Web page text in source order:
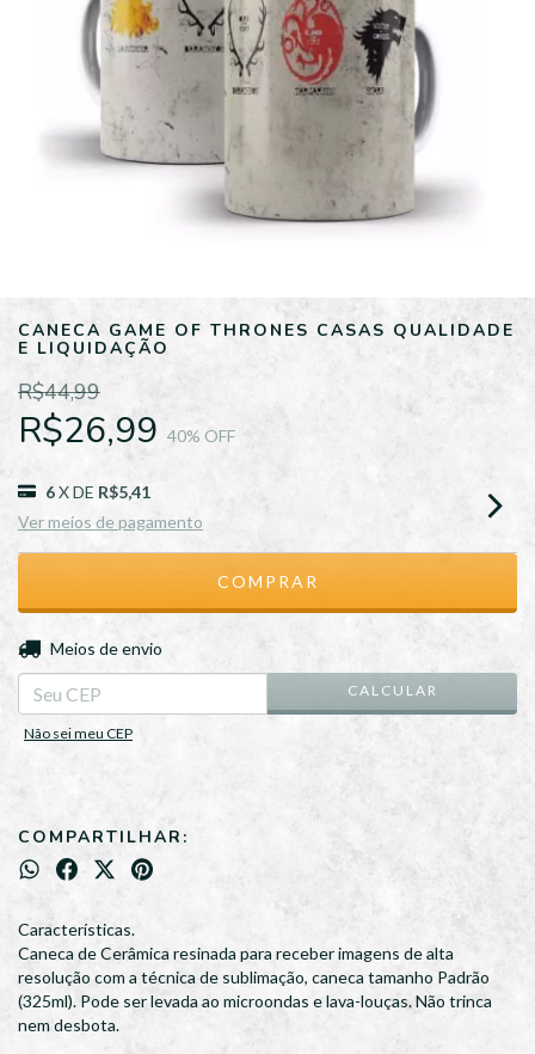
CANECA GAME OF THRONES CASAS QUALIDADE
E LIQUIDAÇÃO
R$44,99
R$26,99 40% OFF
6X DE R$5,41
Ver meios de pagamento
Entregas para o CEP:
Meios de envio
CALCULAR
Não sei meu CEP
COMPARTILHAR:
Características.
Caneca de Cerâmica resinada para receber imagens de alta
resolução com a técnica de sublimação, caneca tamanho Padrão
(325ml). Pode ser levada ao microondas e lava-louças. Não trinca
nem desbota.